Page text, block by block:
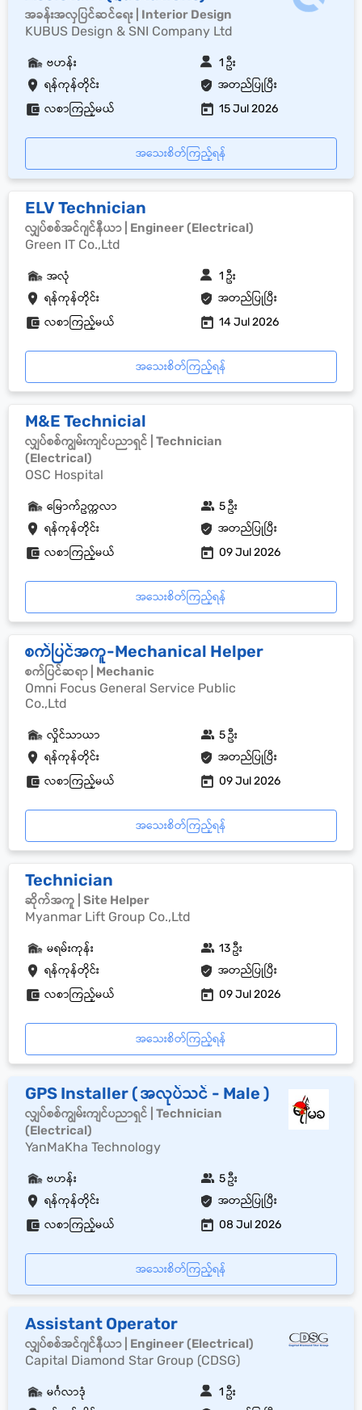
အခန်းအလှပြင်ဆင်ရေး | Interior Design
KUBUS Design & SNI Company Ltd
ရန်ကုန်တိုင်း အတည်ပြုပြီး
ဗဟန်း 1 ဦး
လစာကြည့်မယ် 15 Jul 2026
အသေးစိတ်ကြည့်ရန်
ELV Technician
လျှပ်စစ်အင်ဂျင်နီယာ | Engineer (Electrical)
Green IT Co.,Ltd
ရန်ကုန်တိုင်း အတည်ပြုပြီး
အလုံ 1 ဦး
လစာကြည့်မယ် 14 Jul 2026
အသေးစိတ်ကြည့်ရန်
M&E Technicial
လျှပ်စစ်ကျွမ်းကျင်ပညာရှင် | Technician
(Electrical)
OSC Hospital
ရန်ကုန်တိုင်း အတည်ပြုပြီး
မြောက်ဥက္ကလာ 5 ဦး
လစာကြည့်မယ် 09 Jul 2026
အသေးစိတ်ကြည့်ရန်
စက်ပြင်အကူ-Mechanical Helper
စက်ပြင်ဆရာ | Mechanic
Omni Focus General Service Public
Co.,Ltd
ရန်ကုန်တိုင်း အတည်ပြုပြီး
လှိုင်သာယာ 5 ဦး
လစာကြည့်မယ် 09 Jul 2026
အသေးစိတ်ကြည့်ရန်
Technician
ဆိုက်အကူ | Site Helper
Myanmar Lift Group Co.,Ltd
ရန်ကုန်တိုင်း အတည်ပြုပြီး
မရမ်းကုန်း 13 ဦး
လစာကြည့်မယ် 09 Jul 2026
အသေးစိတ်ကြည့်ရန်
GPS Installer ( အလုပ်သင် - Male )
လျှပ်စစ်ကျွမ်းကျင်ပညာရှင် | Technician
(Electrical)
YanMaKha Technology
ရန်ကုန်တိုင်း အတည်ပြုပြီး
ဗဟန်း 5 ဦး
လစာကြည့်မယ် 08 Jul 2026
အသေးစိတ်ကြည့်ရန်
Assistant Operator
လျှပ်စစ်အင်ဂျင်နီယာ | Engineer (Electrical)
Capital Diamond Star Group (CDSG)
မင်္ဂလာဒုံ 1 ဦး